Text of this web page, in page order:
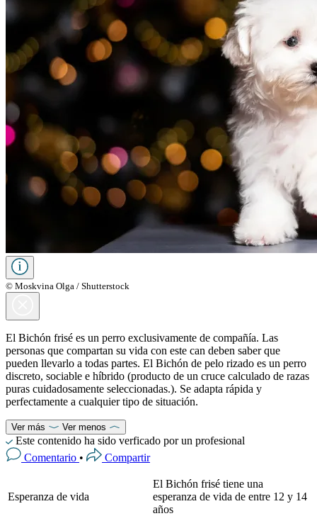
© Moskvina Olga / Shutterstock
El Bichón frisé es un perro exclusivamente de compañía. Las
personas que compartan su vida con este can deben saber que
pueden llevarlo a todas partes. El Bichón de pelo rizado es un perro
discreto, sociable e híbrido (producto de un cruce calculado de razas
puras cuidadosamente seleccionadas.). Se adapta rápida y
perfectamente a cualquier tipo de situación.
Ver más Ver menos
Este contenido ha sido verficado por un profesional
Comentario • Compartir
Esperanza de vida
El Bichón frisé tiene una
esperanza de vida de entre 12 y 14
años